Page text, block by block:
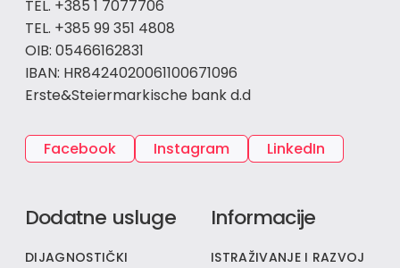
TEL. +385 1 7077706
TEL. +385 99 351 4808
OIB: 05466162831
IBAN: HR8424020061100671096
Erste&Steiermarkische bank d.d
Facebook Instagram LinkedIn
Dodatne usluge
DIJAGNOSTIČKI
Informacije
ISTRAŽIVANJE I RAZVOJ